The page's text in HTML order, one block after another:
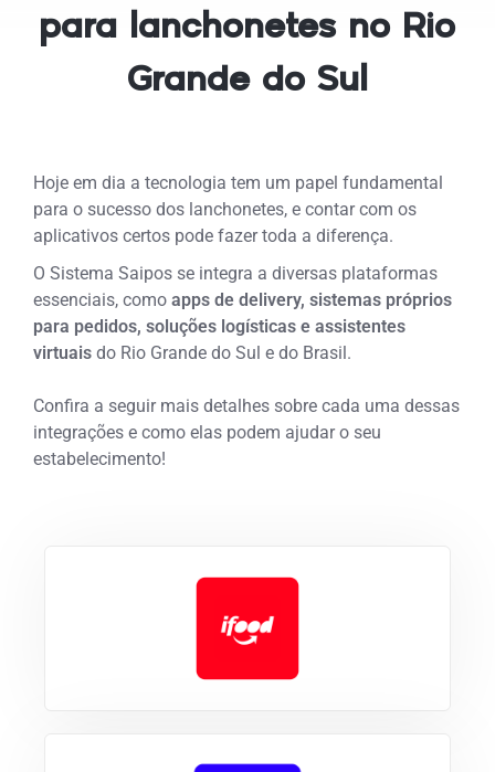
para lanchonetes no Rio
Grande do Sul
Hoje em dia a tecnologia tem um papel fundamental
para o sucesso dos lanchonetes, e contar com os
aplicativos certos pode fazer toda a diferença.
O Sistema Saipos se integra a diversas plataformas
essenciais, comoapps de delivery, sistemas próprios
para pedidos, soluções logísticas e assistentes
virtuais do Rio Grande do Sul e do Brasil.
Confira a seguir mais detalhes sobre cada uma dessas
integrações e como elas podem ajudar o seu
estabelecimento!